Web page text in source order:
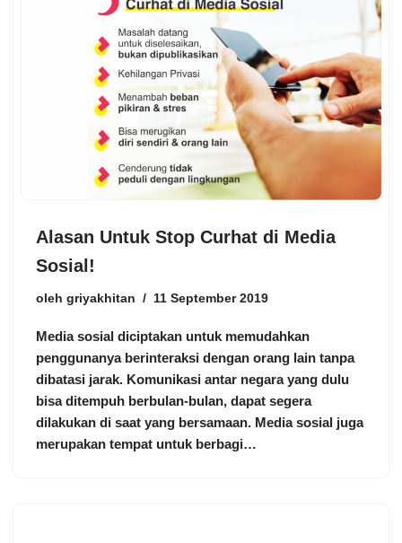
Alasan Untuk Stop Curhat di Media
Sosial!
oleh griyakhitan 11 September 2019
Media sosial diciptakan untuk memudahkan
penggunanya berinteraksi dengan orang lain tanpa
dibatasi jarak. Komunikasi antar negara yang dulu
bisa ditempuh berbulan-bulan, dapat segera
dilakukan di saat yang bersamaan. Media sosial juga
merupakan tempat untuk berbagi…